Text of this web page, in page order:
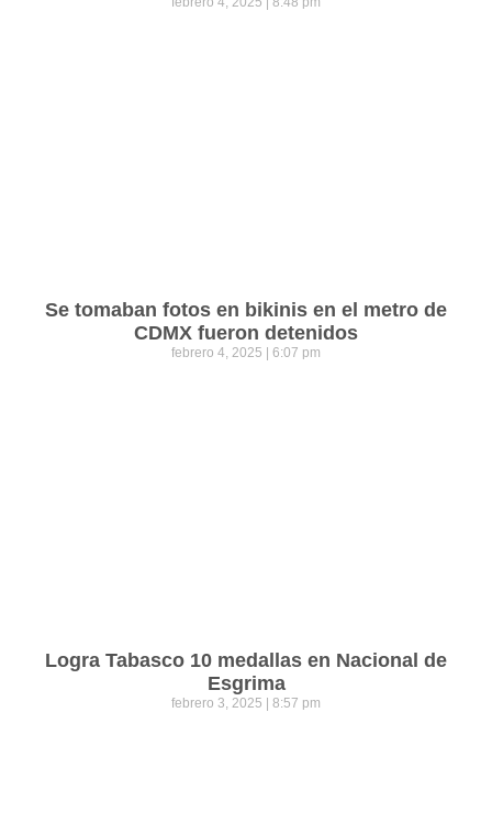
Se tomaban fotos en bikinis en el metro de
CDMX fueron detenidos
febrero 4, 2025 6:07 pm
Logra Tabasco 10 medallas en Nacional de
Esgrima
febrero 3, 2025 8:57 pm